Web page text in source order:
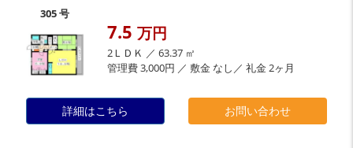
305 号
7.5 万円
2ＬＤＫ ／ 63.37 ㎡
管理費 3,000円 ／ 敷金 なし／ 礼金 2ヶ月
詳細はこちら お問い合わせ